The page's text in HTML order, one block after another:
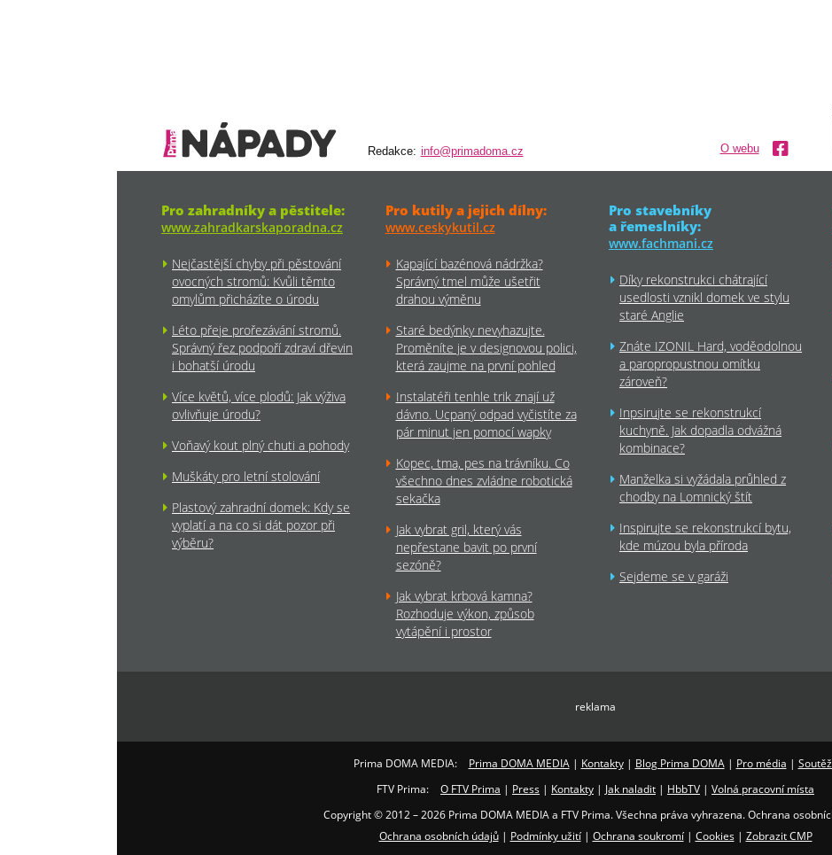
Redakce: info@primadoma.cz O webu
Pro zahradníky a pěstitele:
www.zahradkarskaporadna.cz
Nejčastější chyby při pěstování
ovocných stromů: Kvůli těmto
omylům přicházíte o úrodu
Léto přeje prořezávání stromů.
Správný řez podpoří zdraví dřevin
i bohatší úrodu
Více květů, více plodů: Jak výživa
ovlivňuje úrodu?
Voňavý kout plný chuti a pohody
Muškáty pro letní stolování
Plastový zahradní domek: Kdy se
vyplatí a na co si dát pozor při
výběru?
Pro kutily a jejich dílny:
www.ceskykutil.cz
Kapající bazénová nádržka?
Správný tmel může ušetřit
drahou výměnu
Staré bedýnky nevyhazujte.
Proměníte je v designovou polici,
která zaujme na první pohled
Instalatéři tenhle trik znají už
dávno. Ucpaný odpad vyčistíte za
pár minut jen pomocí wapky
Kopec, tma, pes na trávníku. Co
všechno dnes zvládne robotická
sekačka
Jak vybrat gril, který vás
nepřestane bavit po první
sezóně?
Jak vybrat krbová kamna?
Rozhoduje výkon, způsob
vytápění i prostor
Pro stavebníky
a řemeslníky:
www.fachmani.cz
Díky rekonstrukci chátrající
usedlosti vznikl domek ve stylu
staré Anglie
Znáte IZONIL Hard, voděodolnou
a paropropustnou omítku
zároveň?
Inpsirujte se rekonstrukcí
kuchyně. Jak dopadla odvážná
kombinace?
Manželka si vyžádala průhled z
chodby na Lomnický štít
Inspirujte se rekonstrukcí bytu,
kde múzou byla příroda
Sejdeme se v garáži
reklama
Prima DOMA MEDIA: Prima DOMA MEDIA| Kontakty| Blog Prima DOMA| Pro média |
FTV Prima:
O FTV Prima | Press | Kontakty | Jak naladit | HbbTV | Volná pracovní místa
Copyright © 2012 – 2026 Prima DOMA MEDIA a FTV Prima. Všechna práva vyhrazena. Ochrana
Ochrana osobních údajů| Podmínky užití| Ochrana soukromí| Cookies| Zobrazit CMP